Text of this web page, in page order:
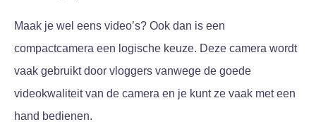
Maak je wel eens video’s? Ook dan is een
compactcamera een logische keuze. Deze camera wordt
vaak gebruikt door vloggers vanwege de goede
videokwaliteit van de camera en je kunt ze vaak met een
hand bedienen.